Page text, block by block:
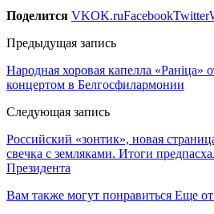
Поделится VKOK.ruFacebookTwitter
Предыдущая запись
Народная хоровая капелла «Раніца»
концертом в Белгосфилармонии
Следующая запись
Российский «зонтик», новая
свечка с земляками. Итоги
Президента
Вам также могут понравиться Еще от